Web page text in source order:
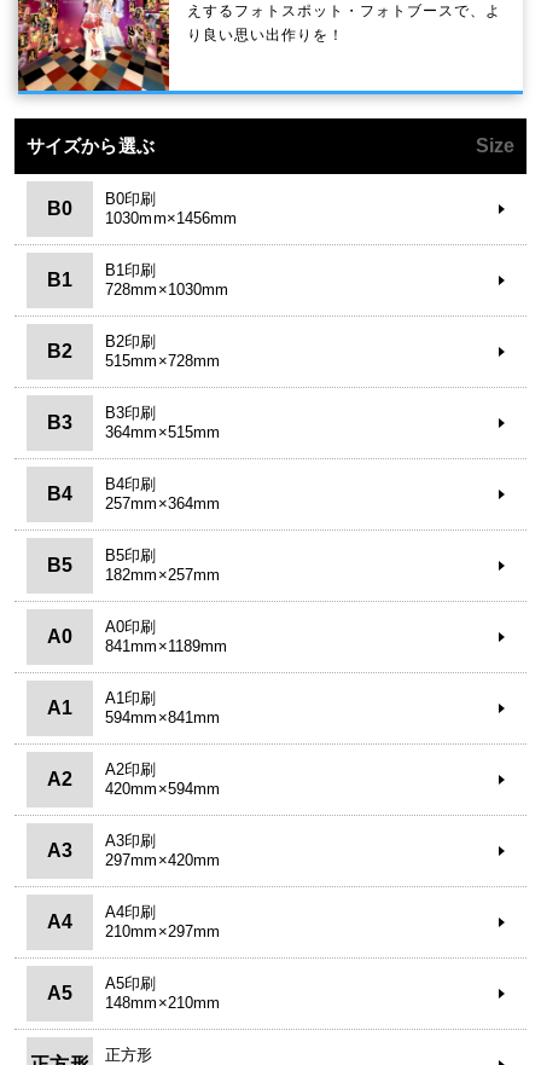
えするフォトスポット・フォトブースで、よ
り良い思い出作りを！
サイズから選ぶ Size
B0
B0印刷
1030mm×1456mm
B1
B1印刷
728mm×1030mm
B2
B2印刷
515mm×728mm
B3
B3印刷
364mm×515mm
B4
B4印刷
257mm×364mm
B5
B5印刷
182mm×257mm
A0
A0印刷
841mm×1189mm
A1
A1印刷
594mm×841mm
A2
A2印刷
420mm×594mm
A3
A3印刷
297mm×420mm
A4
A4印刷
210mm×297mm
A5
A5印刷
148mm×210mm
正方形